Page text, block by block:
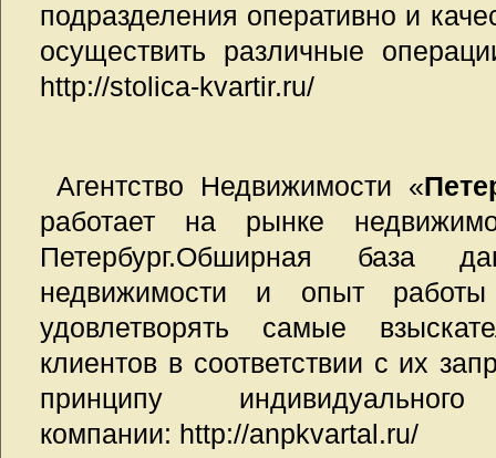
подразделения оперативно и
осуществить различные
http://stolica-kvartir.ru/
Агентство Недвижимости «
работает на рынке
Петербург.Обширная база
недвижимости и опыт работы
удовлетворять самые
клиентов в соответствии с их
принципу
компании: http://anpkvartal.ru/